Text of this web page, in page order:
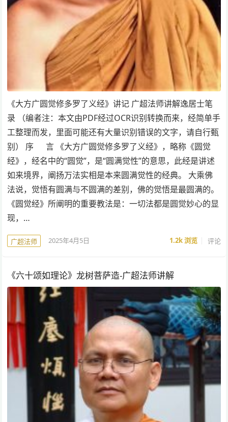
《大方广圆觉修多罗了义经》讲记 广超法师讲解逸居士笔
录 （编者注：本文由PDF经过OCR识别转换而来，经简单手
工整理而发，里面可能还有大量识别错误的文字，请自行甄
别） 序 言 《大方广圆觉修多罗了义经》，略称《圆觉
经》，经名中的“圆觉”，是“圆满觉性”的意思，此经是讲述
如来境界，阐扬万法实相是本来圆满觉性的经典。 大乘佛
法说，觉悟有圆满与不圆满的差别，佛的觉悟是最圆满的。
《圆觉经》所阐明的重要教法是：一切法都是圆觉妙心的显
现，…
广超法师 2025年4月5日 1.2k浏览 评论
《六十颂如理论》龙树菩萨造-广超法师讲解